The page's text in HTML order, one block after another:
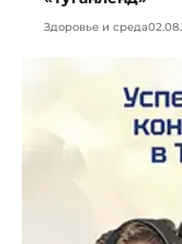
Здоровье и среда